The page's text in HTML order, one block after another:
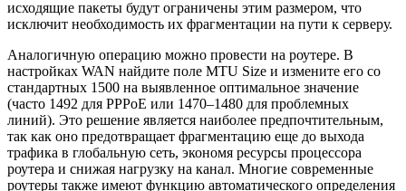
исходящие пакеты будут ограничены этим размером, что
исключит необходимость их фрагментации на пути к серверу.
Аналогичную операцию можно провести на роутере. В
настройках WAN найдите поле MTU Size и измените его со
стандартных 1500 на выявленное оптимальное значение
(часто 1492 для PPPoE или 1470–1480 для проблемных
линий). Это решение является наиболее предпочтительным,
так как оно предотвращает фрагментацию еще до выхода
трафика в глобальную сеть, экономя ресурсы процессора
роутера и снижая нагрузку на канал. Многие современные
роутеры также имеют функцию автоматического определения